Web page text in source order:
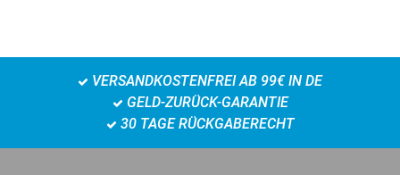
VERSANDKOSTENFREI AB 99€ IN DE
GELD-ZURÜCK-GARANTIE
30 TAGE RÜCKGABERECHT